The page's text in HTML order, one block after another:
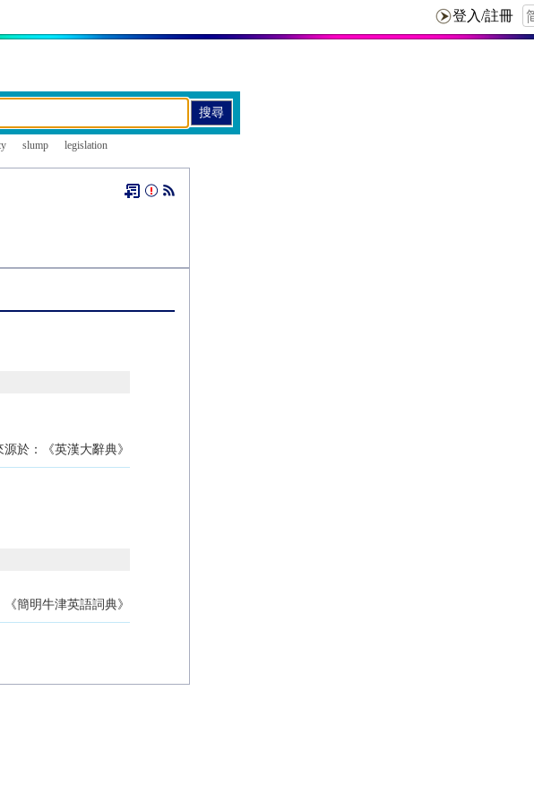
slump legislation
源於：《英漢大辭典》
簡明牛津英語詞典》